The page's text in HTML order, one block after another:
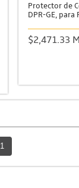
Protector de
DPR-GE, para
$2,471.33
1